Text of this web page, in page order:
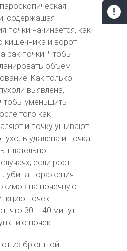
содержащая
почки начинается, как
кишечника и ворот
рак почки. Чтобы
объем
Как только
выявлена,
уменьшить
того как
и почку ушивают
удалена и почка
тщательно
если рост
поражения
на почечную
почек
что 30 – 40 минут
почек.
из брюшной